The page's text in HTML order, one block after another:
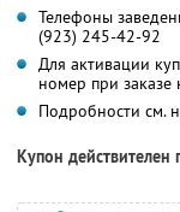
Телефоны
(923) 245-42-92
Для активации
номер при заказе
Подробности см.
Купон